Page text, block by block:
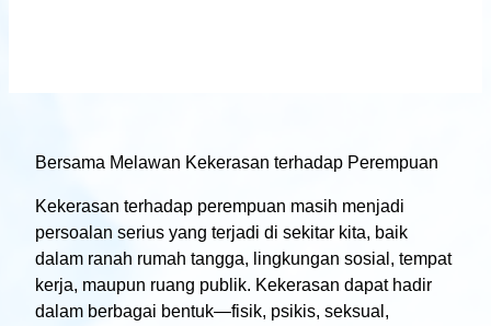
Bersama Melawan Kekerasan terhadap Perempuan
Kekerasan terhadap perempuan masih menjadi
persoalan serius yang terjadi di sekitar kita, baik
dalam ranah rumah tangga, lingkungan sosial, tempat
kerja, maupun ruang publik. Kekerasan dapat hadir
dalam berbagai bentuk—fisik, psikis, seksual,